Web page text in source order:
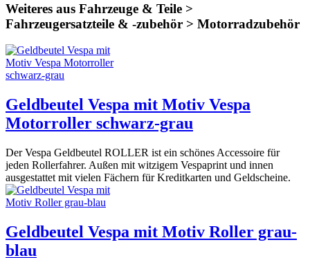
Weiteres aus Fahrzeuge & Teile >
Fahrzeugersatzteile & -zubehör > Motorradzubehör
Geldbeutel Vespa mit Motiv Vespa
Motorroller schwarz-grau
Der Vespa Geldbeutel ROLLER ist ein schönes Accessoire für
jeden Rollerfahrer. Außen mit witzigem Vespaprint und innen
ausgestattet mit vielen Fächern für Kreditkarten und Geldscheine.
Geldbeutel Vespa mit Motiv Roller grau-
blau